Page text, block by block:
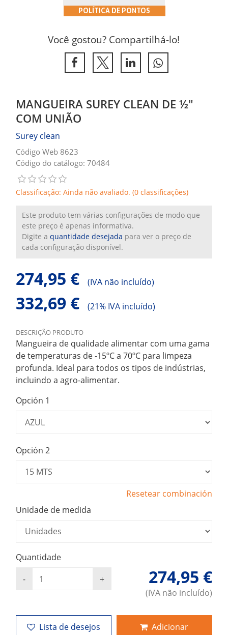
POLÍTICA DE PONTOS
Você gostou? Compartilhá-lo!
MANGUEIRA SUREY CLEAN DE ½"
COM UNIÃO
Surey clean
Código Web 8623
Código do catálogo: 70484
Classificação: Ainda não avaliado. (0 classificações)
Este produto tem várias configurações de modo que
este preço é apenas informativa.
Digite aquantidade desejada para ver o preço de
cada configuração disponível.
274,95 € (IVA não incluído)
332,69 € (21% IVA incluído)
DESCRIÇÃO PRODUTO
Mangueira de qualidade alimentar com uma gama
de temperaturas de -15ºC a 70ºC para limpeza
profunda. Ideal para todos os tipos de indústrias,
incluindo a agro-alimentar.
Opción 1
Opción 2
Resetear combinación
Unidade de medida
Quantidade
274,95 €
(IVA não incluído)
Lista de desejos Adicionar